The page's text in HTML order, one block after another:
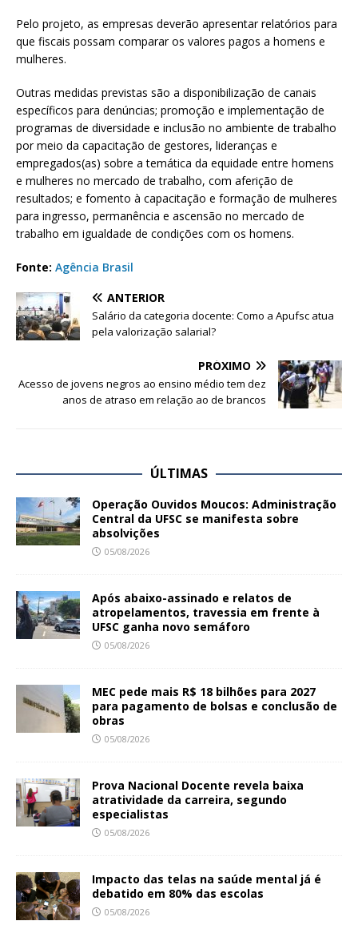
Pelo projeto, as empresas deverão apresentar relatórios para
que fiscais possam comparar os valores pagos a homens e
mulheres.
Outras medidas previstas são a disponibilização de canais
específicos para denúncias; promoção e implementação de
programas de diversidade e inclusão no ambiente de trabalho
por meio da capacitação de gestores, lideranças e
empregados(as) sobre a temática da equidade entre homens
e mulheres no mercado de trabalho, com aferição de
resultados; e fomento à capacitação e formação de mulheres
para ingresso, permanência e ascensão no mercado de
trabalho em igualdade de condições com os homens.
Fonte: Agência Brasil
ANTERIOR
Salário da categoria docente: Como a Apufsc atua
pela valorização salarial?
PRÓXIMO
Acesso de jovens negros ao ensino médio tem dez
anos de atraso em relação ao de brancos
ÚLTIMAS
Operação Ouvidos Moucos: Administração
Central da UFSC se manifesta sobre
absolvições
05/08/2026
Após abaixo-assinado e relatos de
atropelamentos, travessia em frente à
UFSC ganha novo semáforo
05/08/2026
MEC pede mais R$ 18 bilhões para 2027
para pagamento de bolsas e conclusão de
obras
05/08/2026
Prova Nacional Docente revela baixa
atratividade da carreira, segundo
especialistas
05/08/2026
Impacto das telas na saúde mental já é
debatido em 80% das escolas
05/08/2026